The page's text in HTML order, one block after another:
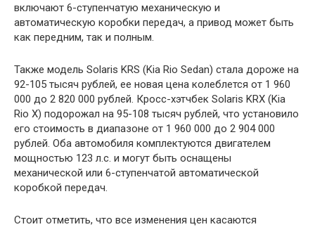
включают 6-ступенчатую механическую и
автоматическую коробки передач, а привод может быть
как передним, так и полным.
Также модель Solaris KRS (Kia Rio Sedan) стала дороже на
92-105 тысяч рублей, ее новая цена колеблется от 1 960
000 до 2 820 000 рублей. Кросс-хэтчбек Solaris KRX (Kia
Rio X) подорожал на 95-108 тысяч рублей, что установило
его стоимость в диапазоне от 1 960 000 до 2 904 000
рублей. Оба автомобиля комплектуются двигателем
мощностью 123 л.с. и могут быть оснащены
механической или 6-ступенчатой автоматической
коробкой передач.
Стоит отметить, что все изменения цен касаются